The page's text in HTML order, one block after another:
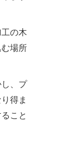
の木
場所
、プ
得ま
こと